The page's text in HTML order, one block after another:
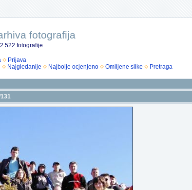
fotografija
fotografije
Prijava
Najgledanije Najbolje ocjenjeno Omiljene slike Pretraga